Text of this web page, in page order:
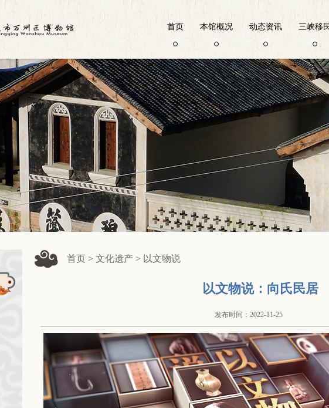
首页 本馆概况 动态资讯 三峡移
首页 > 文化遗产 > 以文物说
以文物说：向氏民居
发布时间：2022-11-25